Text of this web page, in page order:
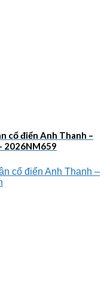
cổ điển Anh Thanh –
2026NM659
cổ điển Anh Thanh –